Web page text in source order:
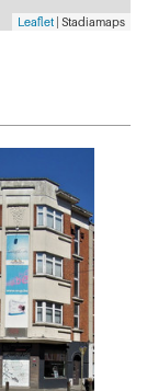
Leaflet | Stadiamaps